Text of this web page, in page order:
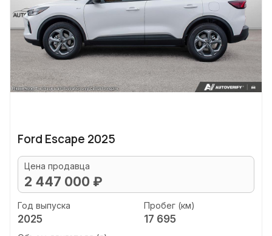
Ford Escape 2025
Цена продавца
2 447 000 ₽
Год выпуска
2025
Пробег (км)
17 695